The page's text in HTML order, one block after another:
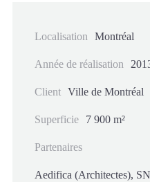
Localisation Montréal
Année de réalisation
Client Ville de Montréal
Superficie 7 900 m²
Partenaires
Aedifica (Architectes),